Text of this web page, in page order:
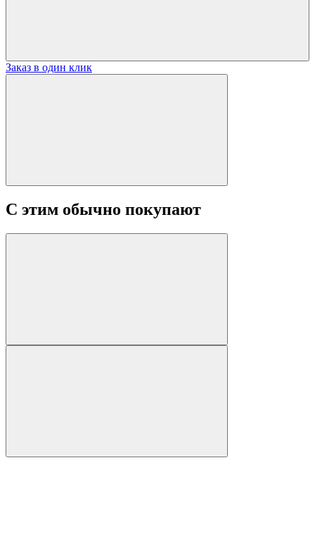
Заказ в один клик
С этим обычно покупают